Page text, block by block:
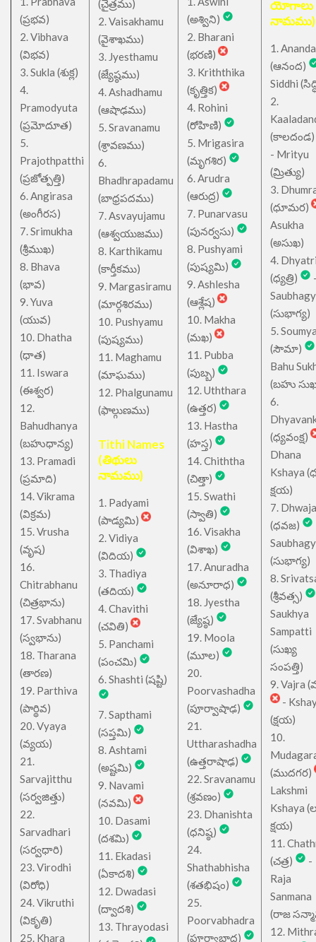
(ప్రభవ)
2. Vibhava
(విభవ)
3. Sukla (శుక్ల)
4.
Pramodyuta
(ప్రమోదూత)
5.
Prajothpatthi
(ప్రజోత్పత్తి)
6. Angirasa
(అంగీరస)
7. Srimukha
(శ్రీముఖ)
8. Bhava
(భావ)
9. Yuva
(యువ)
10. Dhatha
(ధాత)
11. Iswara
(ఈశ్వర)
12.
Bahudhanya
(బహుధాన్య)
13. Pramadi
(ప్రమాది)
14. Vikrama
(విక్రమ)
15. Vrusha
(వృష)
16.
Chitrabhanu
(చిత్రభాను)
17. Svabhanu
(స్వభాను)
18. Tharana
(తారణ)
19. Parthiva
(పార్థివ)
20. Vyaya
(వ్యయ)
21.
Sarvajitthu
(సర్వజిత్తు)
22.
Sarvadhari
(సర్వధారి)
23. Virodhi
(విరోధి)
24. Vikruthi
(వికృతి)
25. Khara
(చైత్రము)
2. Vaisakhamu
(వైశాఖము)
3. Jyesthamu
(జ్యేష్ఠము)
4. Ashadhamu
(ఆషాఢము)
5. Sravanamu
(శ్రావణము)
6.
Bhadhrapadamu
(బాధ్రపదము)
7. Asvayujamu
(ఆశ్వయుజము)
8. Karthikamu
(కార్తీకము)
9. Margasiramu
(మార్గశిరము)
10. Pushyamu
(పుష్యము)
11. Maghamu
(మాఘము)
12. Phalgunamu
(ఫాల్గుణము)
Tithi Names
(తిథులు
నామము)
1. Padyami
(పాడ్యమి)
2. Vidiya
(విదియ)
3. Thadiya
(తదియ)
4. Chavithi
(చవితి)
5. Panchami
(పంచమి)
6. Shashti (షష్టి)
7. Sapthami
(సప్తమి)
8. Ashtami
(అష్టమి)
9. Navami
(నవమి)
10. Dasami
(దశమి)
11. Ekadasi
(ఏకాదశి)
12. Dwadasi
(ద్వాదశి)
13. Thrayodasi
(అశ్విని)
2. Bharani
(భరణి)
3. Kriththika
(కృత్తిక)
4. Rohini
(రోహిణి)
5. Mrigasira
(మృగశిర)
6. Arudra
(ఆరుద్ర)
7. Punarvasu
(పునర్వసు)
8. Pushyami
(పుష్యమి)
9. Ashlesha
(ఆశ్లేష)
10. Makha
(మఖ)
11. Pubba
(పుబ్బ)
12. Uththara
(ఉత్తర)
13. Hastha
(హస్త)
14. Chiththa
(చిత్తా)
15. Swathi
(స్వాతి)
16. Visakha
(విశాఖ)
17. Anuradha
(అనూరాధ)
18. Jyestha
(జ్యేష్ఠ)
19. Moola
(మూల)
20.
Poorvashadha
(పూర్వాషాఢ)
21.
Uttharashadha
(ఉత్తరాషాఢ)
22. Sravanamu
(శ్రవణం)
23. Dhanishta
(ధనిష్ఠ)
24.
Shathabhisha
(శతభిషం)
25.
Poorvabhadra
(పూర్వాభాద్ర)
యోగాలు
నామము)
1. Ananda
(ఆనంద)
Siddhi
2.
(కాలదండ)
- Mrityu
(మ్రిత్యు)
3.
(ధూమర)
Asukha
(అసుఖ)
4.
(ధ్యత్రి)
(సుభాగ్య)
5.
(సౌమా)
Bahu
(బహు
6.
(ధ్యవంక్ష)
Dhana
Kshaya
క్షయ)
7. Dhwaja
(ధవజ)
(సుభాగ్య)
8.
(శ్రీవత్స)
Saukhya
Sampatti
(సుఖ్య
సంపత్తి)
9. Vajra
-
(క్షయ)
10.
(ముదగర)
Lakshmi
Kshaya
క్షయ)
11.
(చత్ర)
-
Raja
Sanmana
(రాజ
12.